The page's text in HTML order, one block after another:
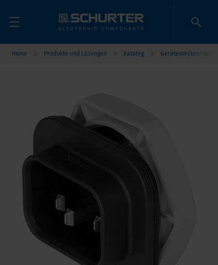
Home Produkte und Lösungen Katalog Gerätestecker/-